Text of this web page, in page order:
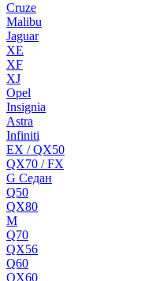
Cruze
Malibu
Jaguar
XE
XF
XJ
Opel
Insignia
Astra
Infiniti
EX / QX50
QX70 / FX
G Cедан
Q50
QX80
M
Q70
QX56
Q60
QX60